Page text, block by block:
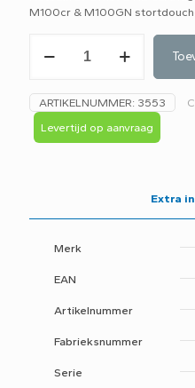
M100cr & M100GN
SPOM370
cartridge
compleet
met
nozzles
aantal
ARTIKELNUMMER: 3553
Levertijd op aanvraag
Extra
Merk
EAN
Artikelnummer
Fabrieksnummer
Serie